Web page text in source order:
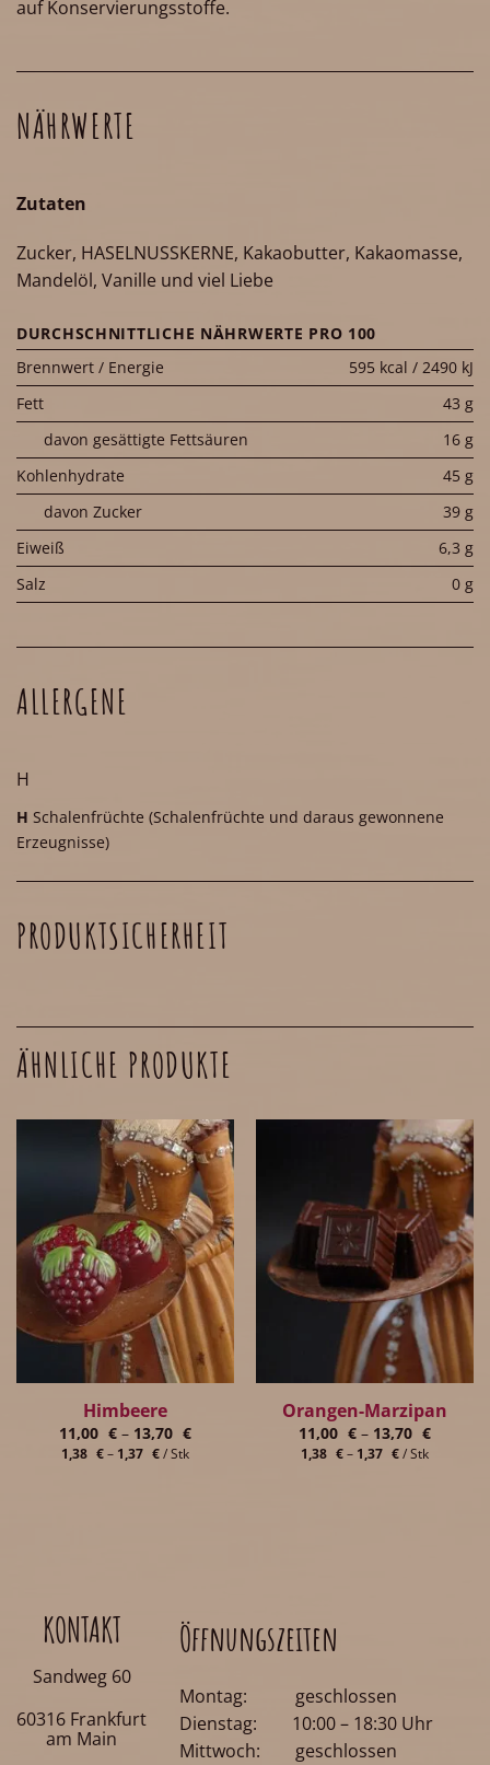
auf Konservierungsstoffe.
NÄHRWERTE
Zutaten
Zucker, HASELNUSSKERNE, Kakaobutter, Kakaomasse,
Mandelöl, Vanille und viel Liebe
DURCHSCHNITTLICHE NÄHRWERTE PRO 100
Brennwert / Energie
595 kcal / 2490 kJ
Fett
43 g
davon gesättigte Fettsäuren
16 g
Kohlenhydrate
45 g
davon Zucker
39 g
Eiweiß
6,3 g
Salz
0 g
ALLERGENE
H
H Schalenfrüchte (Schalenfrüchte und daraus gewonnene
Erzeugnisse)
PRODUKTSICHERHEIT
ÄHNLICHE PRODUKTE
Himbeere
11,00 € – 13,70 €
1,38 €– 1,37 €/Stk
Orangen-Marzipan
11,00 € – 13,70 €
1,38 €– 1,37 €/Stk
KONTAKT
Sandweg 60
60316 Frankfurt
am Main
Öffnungszeiten
Montag: geschlossen
Dienstag: 10:00 – 18:30 Uhr
Mittwoch: geschlossen